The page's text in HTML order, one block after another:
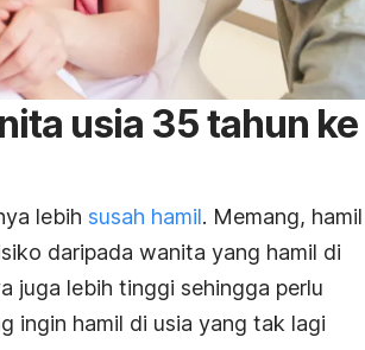
usia 35 tahun ke
lebih susah hamil. Memang, hamil
daripada wanita yang hamil di
juga lebih tinggi sehingga perlu
ingin hamil di usia yang tak lagi